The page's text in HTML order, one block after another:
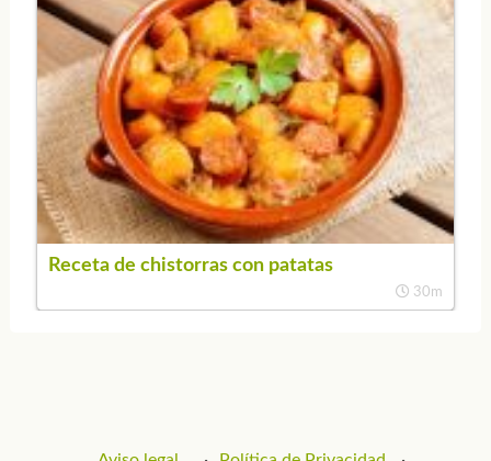
Receta de chistorras con patatas
30m